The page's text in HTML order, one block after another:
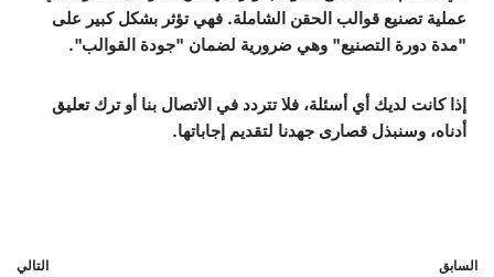
عملية تصنيع قوالب الحقن الشاملة. فهي تؤثر بشكل كبير على
"مدة دورة التصنيع" وهي ضرورية لضمان "جودة القوالب".
إذا كانت لديك أي أسئلة، فلا تتردد في الاتصال بنا أو ترك تعليق
أدناه، وسنبذل قصارى جهدنا لتقديم إجاباتها.
السابق التالي